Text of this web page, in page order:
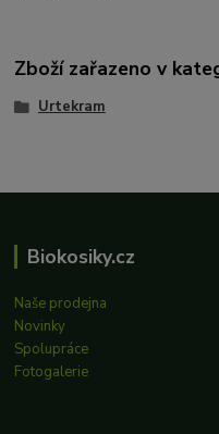
Zboží zařazeno v
Urtekram
Biokosiky.cz
Naše prodejna
Novinky
Spolupráce
Fotogalerie